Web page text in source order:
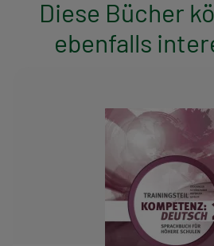
Diese Bücher
ebenfalls